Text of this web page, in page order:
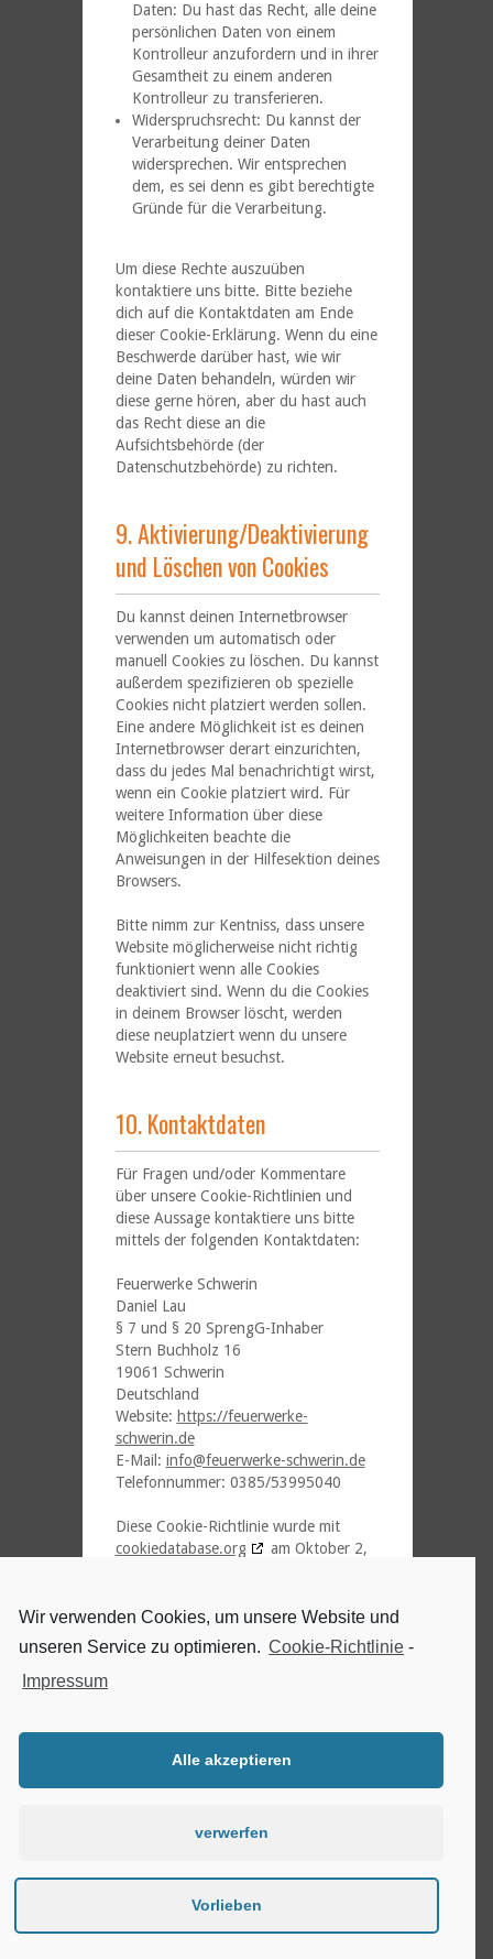
Daten: Du hast das Recht, alle deine
persönlichen Daten von einem
Kontrolleur anzufordern und in ihrer
Gesamtheit zu einem anderen
Kontrolleur zu transferieren.
Widerspruchsrecht: Du kannst der
Verarbeitung deiner Daten
widersprechen. Wir entsprechen
dem, es sei denn es gibt berechtigte
Gründe für die Verarbeitung.
Um diese Rechte auszuüben
kontaktiere uns bitte. Bitte beziehe
dich auf die Kontaktdaten am Ende
dieser Cookie-Erklärung. Wenn du eine
Beschwerde darüber hast, wie wir
deine Daten behandeln, würden wir
diese gerne hören, aber du hast auch
das Recht diese an die
Aufsichtsbehörde (der
Datenschutzbehörde) zu richten.
9. Aktivierung/Deaktivierung
und Löschen von Cookies
Du kannst deinen Internetbrowser
verwenden um automatisch oder
manuell Cookies zu löschen. Du kannst
außerdem spezifizieren ob spezielle
Cookies nicht platziert werden sollen.
Eine andere Möglichkeit ist es deinen
Internetbrowser derart einzurichten,
dass du jedes Mal benachrichtigt wirst,
wenn ein Cookie platziert wird. Für
weitere Information über diese
Möglichkeiten beachte die
Anweisungen in der Hilfesektion deines
Browsers.
Bitte nimm zur Kentniss, dass unsere
Website möglicherweise nicht richtig
funktioniert wenn alle Cookies
deaktiviert sind. Wenn du die Cookies
in deinem Browser löscht, werden
diese neuplatziert wenn du unsere
Website erneut besuchst.
10. Kontaktdaten
Für Fragen und/oder Kommentare
über unsere Cookie-Richtlinien und
diese Aussage kontaktiere uns bitte
mittels der folgenden Kontaktdaten:
Feuerwerke Schwerin
Daniel Lau
§ 7 und § 20 SprengG-Inhaber
Stern Buchholz 16
19061 Schwerin
Deutschland
Website: https://feuerwerke-
schwerin.de
E-Mail: info@feuerwerke-schwerin.de
Telefonnummer: 0385/53995040
Diese Cookie-Richtlinie wurde mit
cookiedatabase.org
am Oktober 2,
Kontakt
Wir verwenden Cookies, um unsere Website und
unseren Service zu optimieren. Cookie-Richtlinie -
Impressum
Alle akzeptieren
verwerfen
Vorlieben